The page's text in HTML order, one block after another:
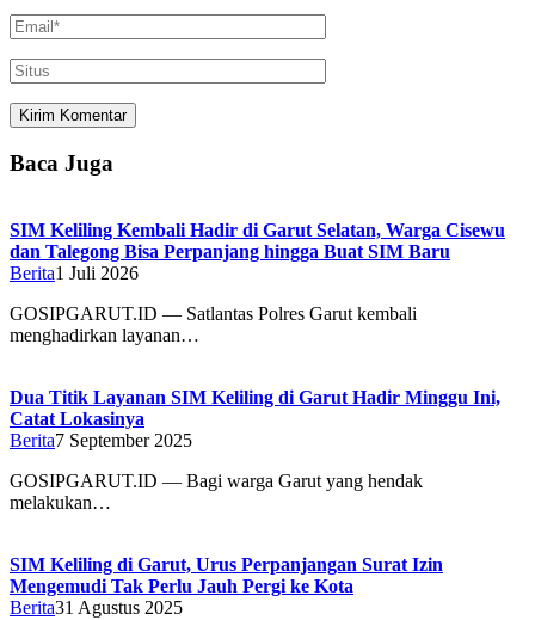
Baca Juga
SIM Keliling Kembali Hadir di Garut Selatan, Warga Cisewu
dan Talegong Bisa Perpanjang hingga Buat SIM Baru
Berita1 Juli 2026
GOSIPGARUT.ID — Satlantas Polres Garut kembali
menghadirkan layanan…
Dua Titik Layanan SIM Keliling di Garut Hadir Minggu Ini,
Catat Lokasinya
Berita7 September 2025
GOSIPGARUT.ID — Bagi warga Garut yang hendak
melakukan…
SIM Keliling di Garut, Urus Perpanjangan Surat Izin
Mengemudi Tak Perlu Jauh Pergi ke Kota
Berita31 Agustus 2025